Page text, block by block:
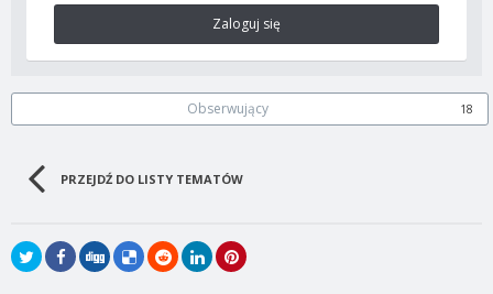
Zaloguj się
Obserwujący 18
PRZEJDŹ DO LISTY TEMATÓW